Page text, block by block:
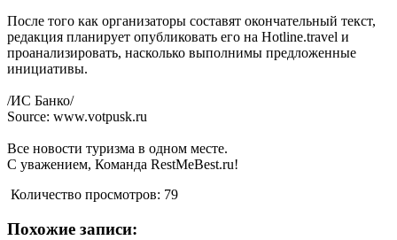
После того как организаторы составят окончательный текст,
редакция планирует опубликовать его на Hotline.travel и
проанализировать, насколько выполнимы предложенные
инициативы.
/ИС Банко/
Source: www.votpusk.ru
Все новости туризма в одном месте.
С уважением, Команда RestMeBest.ru!
Количество просмотров: 79
Похожие записи: